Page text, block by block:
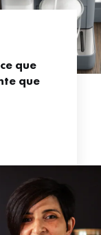
que
que